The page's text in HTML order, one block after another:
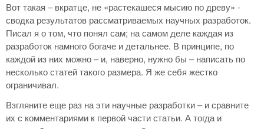
Вот такая – вкратце, не «растекашеся мысию по древу» -
сводка результатов рассматриваемых научных разработок.
Писал я о том, что понял сам; на самом деле каждая из
разработок намного богаче и детальнее. В принципе, по
каждой из них можно – и, наверно, нужно бы – написать по
несколько статей такого размера. Я же себя жестко
ограничивал.
Взгляните еще раз на эти научные разработки – и сравните
их с комментариями к первой части статьи. А тогда и